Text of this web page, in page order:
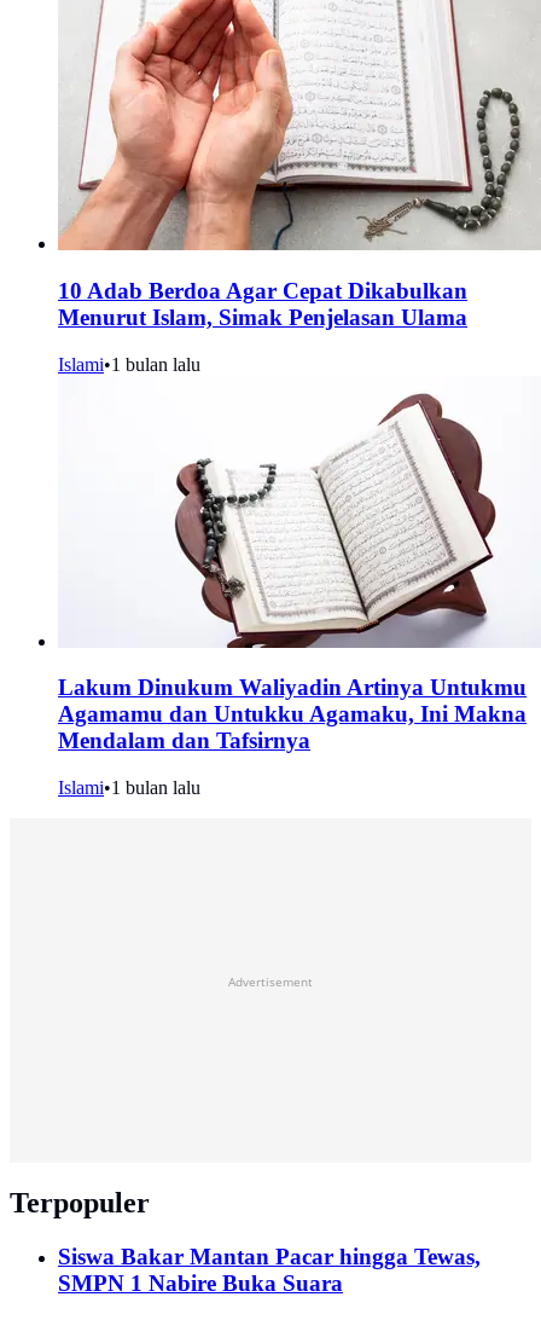
10 Adab Berdoa Agar Cepat Dikabulkan
Menurut Islam, Simak Penjelasan Ulama
Islami•1 bulan lalu
Lakum Dinukum Waliyadin Artinya Untukmu
Agamamu dan Untukku Agamaku, Ini Makna
Mendalam dan Tafsirnya
Islami•1 bulan lalu
Advertisement
Terpopuler
Siswa Bakar Mantan Pacar hingga Tewas,
SMPN 1 Nabire Buka Suara